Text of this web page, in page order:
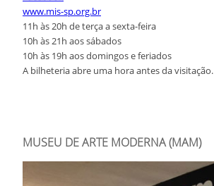
www.mis-sp.org.br
11h às 20h de terça a sexta-feira
10h às 21h aos sábados
10h às 19h aos domingos e feriados
A bilheteria abre uma hora antes da visitação.
MUSEU DE ARTE MODERNA (MAM)